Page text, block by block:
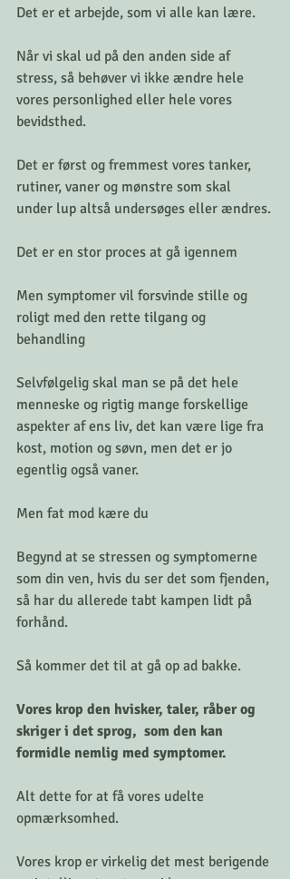
Det er et arbejde, som vi alle kan lære.
Når vi skal ud på den anden side af
stress, så behøver vi ikke ændre hele
vores personlighed eller hele vores
bevidsthed.
Det er først og fremmest vores tanker,
rutiner, vaner og mønstre som skal
under lup altså undersøges eller ændres.
Det er en stor proces at gå igennem
Men symptomer vil forsvinde stille og
roligt med den rette tilgang og
behandling
Selvfølgelig skal man se på det hele
menneske og rigtig mange forskellige
aspekter af ens liv, det kan være lige fra
kost, motion og søvn, men det er jo
egentlig også vaner.
Men fat mod kære du
Begynd at se stressen og symptomerne
som din ven, hvis du ser det som fjenden,
så har du allerede tabt kampen lidt på
forhånd.
Så kommer det til at gå op ad bakke.
Vores krop den hvisker, taler, råber og
skriger i det sprog,  som den kan
formidle nemlig med symptomer.
Alt dette for at få vores udelte
opmærksomhed.
Vores krop er virkelig det mest berigende